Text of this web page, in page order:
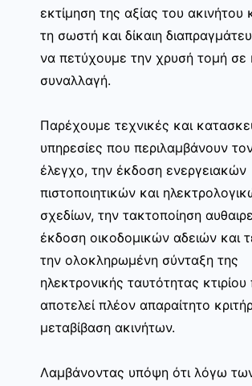
εκτίμηση της αξίας του ακινήτου
τη σωστή και δίκαιη
να πετύχουμε την χρυσή τομή σε
συναλλαγή.
Παρέχουμε τεχνικές και
υπηρεσίες που περιλαμβάνουν
έλεγχο, την έκδοση ενεργειακών
πιστοποιητικών και
σχεδίων, την τακτοποίηση
έκδοση οικοδομικών αδειών και
την ολοκληρωμένη σύνταξη της
ηλεκτρονικής ταυτότητας κτιρίου
αποτελεί πλέον απαραίτητο
μεταβίβαση ακινήτων.
Λαμβάνοντας υπόψη ότι λόγω